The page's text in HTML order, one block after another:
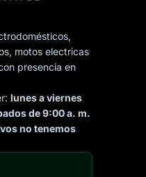
motos electricas
presencia en
lunes a viernes
de 9:00 a. m.
no tenemos